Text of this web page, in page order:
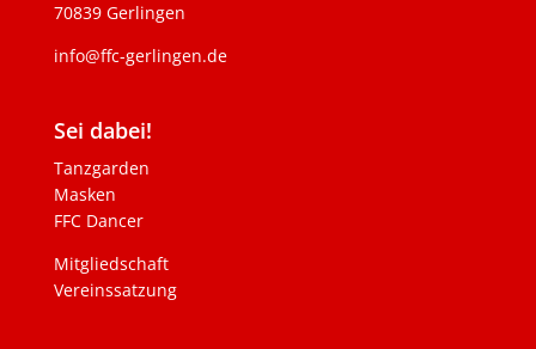
70839 Gerlingen
info@ffc-gerlingen.de
Sei dabei!
Tanzgarden
Masken
FFC Dancer
Mitgliedschaft
Vereinssatzung